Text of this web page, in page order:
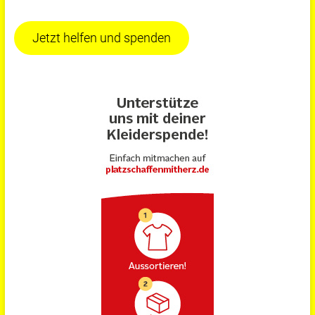
Jetzt helfen und spenden